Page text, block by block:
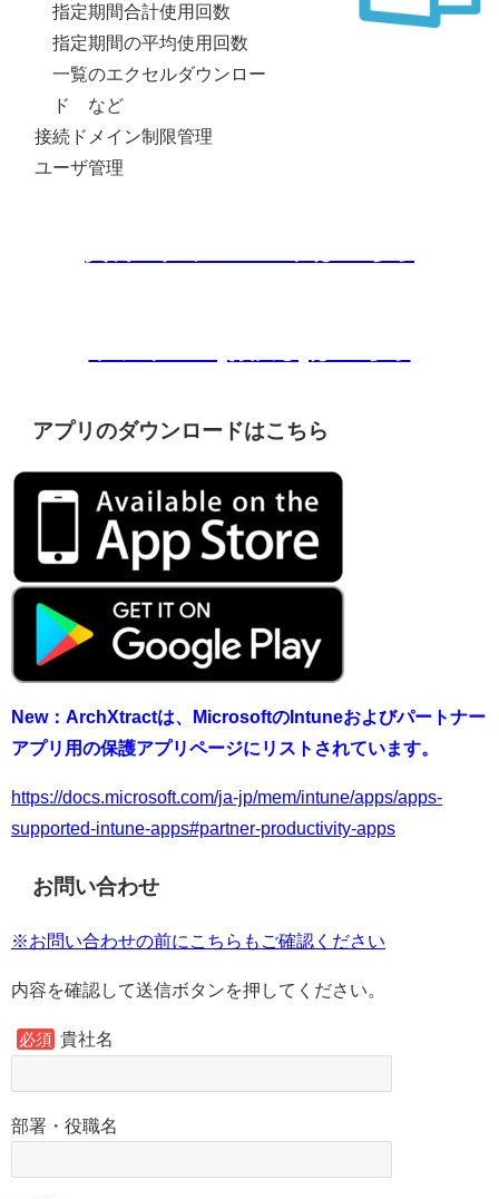
指定期間合計使用回数
指定期間の平均使用回数
一覧のエクセルダウンロー
ド など
接続ドメイン制限管理
ユーザ管理
アプリのダウンロードはこちら
New：ArchXtractは、MicrosoftのIntuneおよびパートナー
アプリ用の保護アプリページにリストされています。
https://docs.microsoft.com/ja-jp/mem/intune/apps/apps-
supported-intune-apps#partner-productivity-apps
お問い合わせ
※お問い合わせの前にこちらもご確認ください
内容を確認して送信ボタンを押してください。
必須 貴社名
部署・役職名